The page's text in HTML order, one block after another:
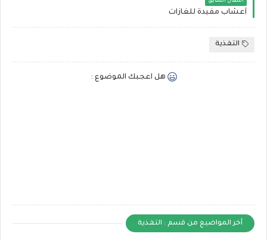
المقال السابق
أعشاب مفيدة للغازات
التغذية
هل اعجبك الموضوع :
أخر المواضيع من قسم : التغذية